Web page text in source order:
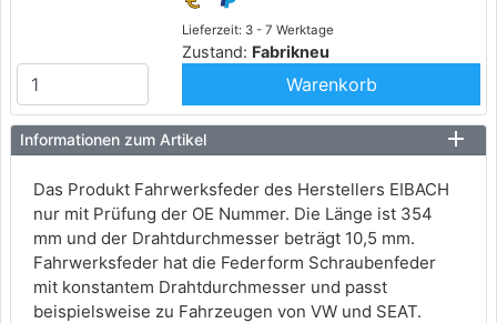
Lieferzeit: 3 - 7 Werktage
Zustand: Fabrikneu
Warenkorb
Informationen zum Artikel
Das Produkt Fahrwerksfeder des Herstellers EIBACH
nur mit Prüfung der OE Nummer. Die Länge ist 354
mm und der Drahtdurchmesser beträgt 10,5 mm.
Fahrwerksfeder hat die Federform Schraubenfeder
mit konstantem Drahtdurchmesser und passt
beispielsweise zu Fahrzeugen von VW und SEAT.